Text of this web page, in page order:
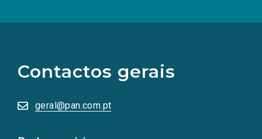
Contactos gerais
geral@pan.com.pt
redes
sociais
numa
nova